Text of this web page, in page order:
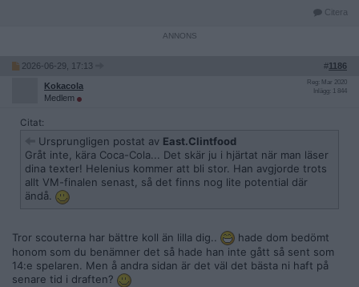
Citera
2026-06-29, 17:13 #1186
Kokacola
Medlem
Reg: Mar 2020
Inlägg: 1 844
Citat:
Ursprungligen postat av East.Clintfood
Gråt inte, kära Coca-Cola... Det skär ju i hjärtat när man läser
dina texter! Helenius kommer att bli stor. Han avgjorde trots
allt VM-finalen senast, så det finns nog lite potential där
ändå.
Tror scouterna har bättre koll än lilla dig..
hade dom bedömt
honom som du benämner det så hade han inte gått så sent som
14:e spelaren. Men å andra sidan är det väl det bästa ni haft på
senare tid i draften?